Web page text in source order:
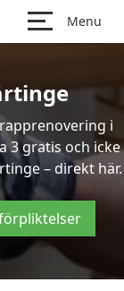
Menu
i
3 gratis och icke
– direkt här.